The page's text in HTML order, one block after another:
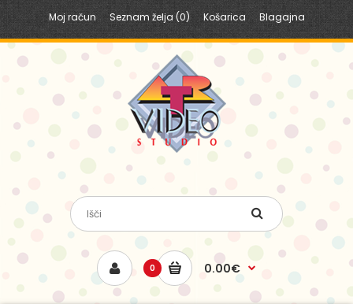
Moj račun Seznam želja (0) Košarica Blagajna
0 0.00€